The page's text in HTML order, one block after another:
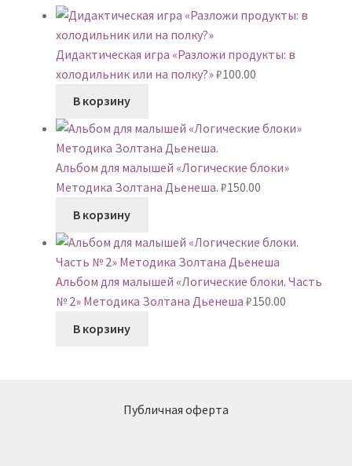
Дидактическая игра «Разложи продукты: в
холодильник или на полку?»₽100.00
В корзину
Альбом для малышей «Логические блоки»
Методика Золтана Дьенеша. ₽150.00
В корзину
Альбом для малышей «Логические блоки. Часть
№ 2» Методика Золтана Дьенеша ₽150.00
В корзину
Публичная оферта